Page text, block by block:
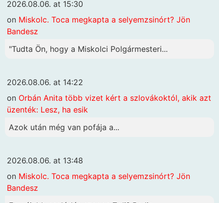
2026.08.06. at 15:30
on Miskolc. Toca megkapta a selyemzsinórt? Jön
Bandesz
"Tudta Ön, hogy a Miskolci Polgármesteri...
2026.08.06. at 14:22
on Orbán Anita több vizet kért a szlovákoktól, akik azt
üzenték: Lesz, ha esik
Azok után még van pofája a...
2026.08.06. at 13:48
on Miskolc. Toca megkapta a selyemzsinórt? Jön
Bandesz